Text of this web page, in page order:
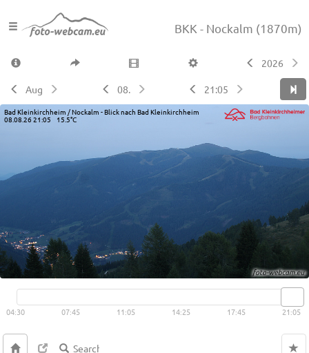
BKK - Nockalm (1870m)
2026
Aug 08. 21:05
Bad Kleinkirchheim / Nockalm - Blick nach Bad Kleinkirchheim
08.08.26 21:05 15.5°C
Live video available → View
04:30 07:45 11:05 14:25 17:45 21:05